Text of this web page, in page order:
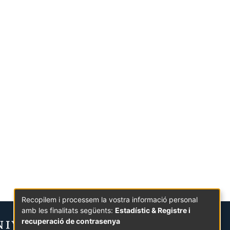
Recopilem i processem la vostra informació personal
amb les finalitats següents: Estadístic & Registre i
recuperació de contrasenya